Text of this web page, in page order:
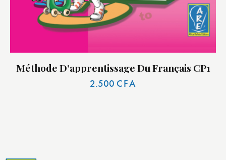
Méthode D’apprentissage Du Français CP1
2.500 CFA